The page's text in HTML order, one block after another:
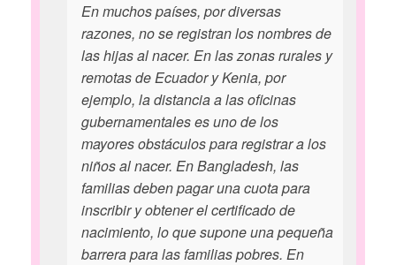
En muchos países, por diversas
razones, no se registran los nombres de
las hijas al nacer. En las zonas rurales y
remotas de Ecuador y Kenia, por
ejemplo, la distancia a las oficinas
gubernamentales es uno de los
mayores obstáculos para registrar a los
niños al nacer. En Bangladesh, las
familias deben pagar una cuota para
inscribir y obtener el certificado de
nacimiento, lo que supone una pequeña
barrera para las familias pobres. En